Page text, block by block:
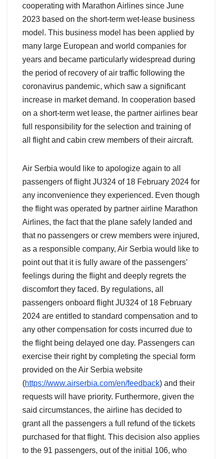
cooperating with Marathon Airlines since June
2023 based on the short-term wet-lease business
model. This business model has been applied by
many large European and world companies for
years and became particularly widespread during
the period of recovery of air traffic following the
coronavirus pandemic, which saw a significant
increase in market demand. In cooperation based
on a short-term wet lease, the partner airlines bear
full responsibility for the selection and training of
all flight and cabin crew members of their aircraft.
Air Serbia would like to apologize again to all
passengers of flight JU324 of 18 February 2024 for
any inconvenience they experienced. Even though
the flight was operated by partner airline Marathon
Airlines, the fact that the plane safely landed and
that no passengers or crew members were injured,
as a responsible company, Air Serbia would like to
point out that it is fully aware of the passengers’
feelings during the flight and deeply regrets the
discomfort they faced. By regulations, all
passengers onboard flight JU324 of 18 February
2024 are entitled to standard compensation and to
any other compensation for costs incurred due to
the flight being delayed one day. Passengers can
exercise their right by completing the special form
provided on the Air Serbia website
(https://www.airserbia.com/en/feedback) and their
requests will have priority. Furthermore, given the
said circumstances, the airline has decided to
grant all the passengers a full refund of the tickets
purchased for that flight. This decision also applies
to the 91 passengers, out of the initial 106, who